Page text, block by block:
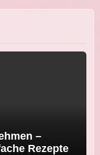
–
Rezepte